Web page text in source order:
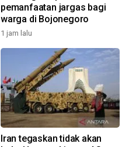
pemanfaatan jargas bagi
warga di Bojonegoro
1 jam lalu
Iran tegaskan tidak akan